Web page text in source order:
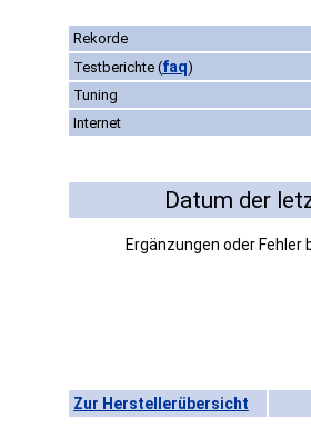
Rekorde
Testberichte (faq)
Tuning
Internet
Datum der
Ergänzungen oder
Zur Herstellerübersicht